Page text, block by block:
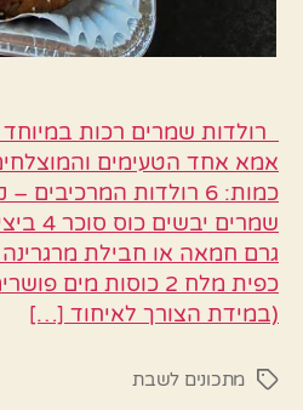
רולדות שמרים רכות
אמא אחד הטעימים
גרם חמאה או חבילת
כפית מלח 2 כוסות
(במידת הצורך לאיחוד […]
תגיותמתכונים לשבת